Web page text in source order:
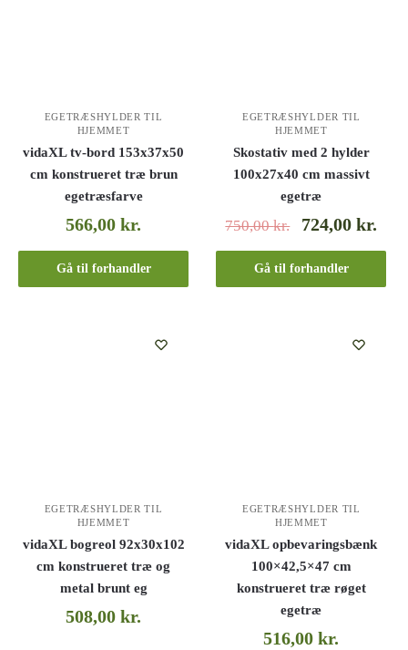
EGETRÆSHYLDER TIL
HJEMMET
vidaXL tv-bord 153x37x50
cm konstrueret træ brun
egetræsfarve
566,00kr.
Gå til forhandler
EGETRÆSHYLDER TIL
HJEMMET
Skostativ med 2 hylder
100x27x40 cm massivt
egetræ
750,00kr. 724,00kr.
Gå til forhandler
EGETRÆSHYLDER TIL
HJEMMET
vidaXL bogreol 92x30x102
cm konstrueret træ og
metal brunt eg
508,00kr.
EGETRÆSHYLDER TIL
HJEMMET
vidaXL opbevaringsbænk
100×42,5×47 cm
konstrueret træ røget
egetræ
516,00kr.